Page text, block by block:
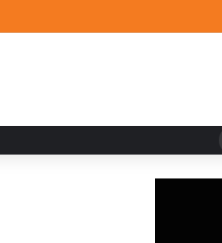
de Escuelas Aztecas